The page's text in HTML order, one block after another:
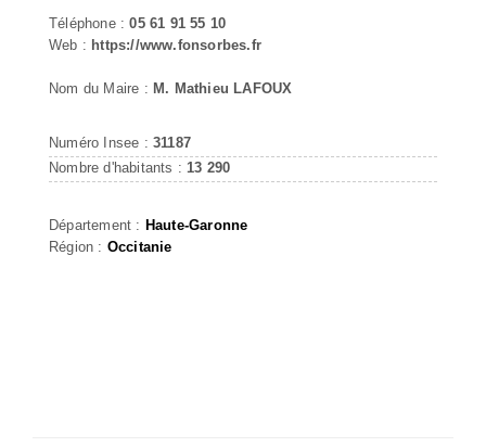
Téléphone :05 61 91 55 10
Web : https://www.fonsorbes.fr
Nom du Maire : M. Mathieu LAFOUX
Numéro Insee : 31187
Nombre d'habitants : 13 290
Département : Haute-Garonne
Région : Occitanie